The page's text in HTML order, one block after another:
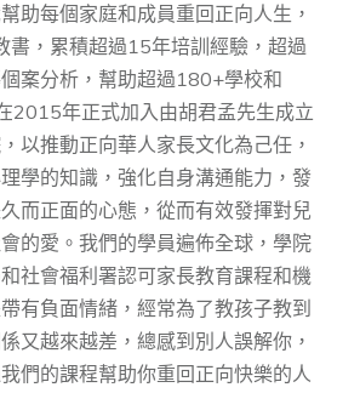
助每個家庭和成員重回正向人生，
書，累積超過15年培訓經驗，超過
案分析，幫助超過180+學校和
2015年正式加入由胡君孟先⽣成⽴
以推動正向華⼈家⻑⽂化為⼰任，
學的知識，強化⾃身溝通能⼒，發
⽽正⾯的⼼態，從而有效發揮對兒
的愛。我們的學員遍佈全球，學院
社會福利署認可家長教育課程和機
有負面情緒，經常為了教孩子教到
又越來越差，總感到別人誤解你，
們的課程幫助你重回正向快樂的人